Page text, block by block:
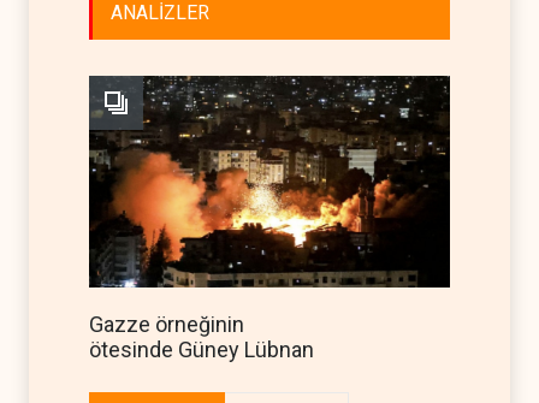
ANALİZLER
Gazze örneğinin
ötesinde Güney Lübnan